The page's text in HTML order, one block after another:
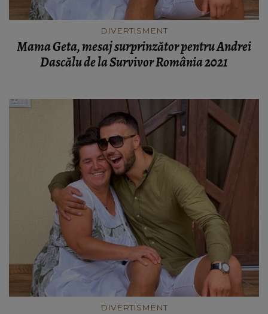
DIVERTISMENT
Mama Geta, mesaj surprinzător pentru Andrei
Dascălu de la Survivor România 2021
DIVERTISMENT